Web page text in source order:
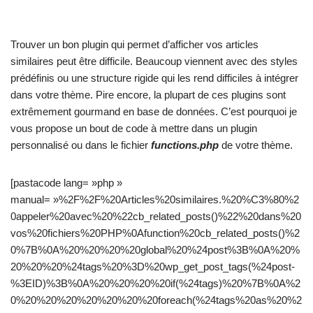
Trouver un bon plugin qui permet d’afficher vos articles
similaires peut être difficile. Beaucoup viennent avec des styles
prédéfinis ou une structure rigide qui les rend difficiles à intégrer
dans votre thème. Pire encore, la plupart de ces plugins sont
extrêmement gourmand en base de données. C’est pourquoi je
vous propose un bout de code à mettre dans un plugin
personnalisé ou dans le fichier functions.php de votre thème.
[pastacode lang= »php »
manual= »%2F%2F%20Articles%20similaires.%20%C3%80%2
0appeler%20avec%20%22cb_related_posts()%22%20dans%20
vos%20fichiers%20PHP%0Afunction%20cb_related_posts()%2
0%7B%0A%20%20%20%20global%20%24post%3B%0A%20%
20%20%20%24tags%20%3D%20wp_get_post_tags(%24post-
%3EID)%3B%0A%20%20%20%20if(%24tags)%20%7B%0A%2
0%20%20%20%20%20%20%20foreach(%24tags%20as%20%2